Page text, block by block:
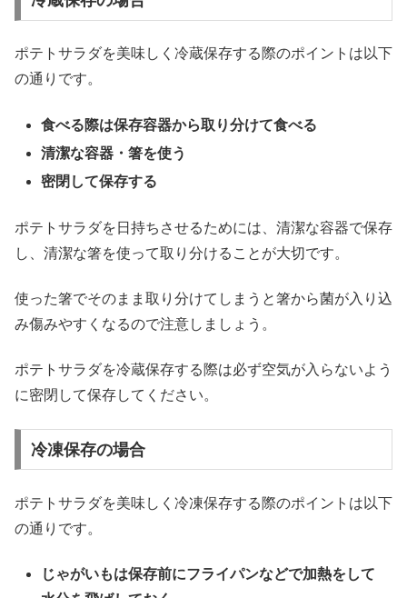
ポテトサラダを美味しく冷蔵保存する際のポイントは以下
の通りです。
食べる際は保存容器から取り分けて食べる
清潔な容器・箸を使う
密閉して保存する
ポテトサラダを日持ちさせるためには、清潔な容器で保存
し、清潔な箸を使って取り分けることが大切です。
使った箸でそのまま取り分けてしまうと箸から菌が入り込
み傷みやすくなるので注意しましょう。
ポテトサラダを冷蔵保存する際は必ず空気が入らないよう
に密閉して保存してください。
冷凍保存の場合
ポテトサラダを美味しく冷凍保存する際のポイントは以下
の通りです。
じゃがいもは保存前にフライパンなどで加熱をして